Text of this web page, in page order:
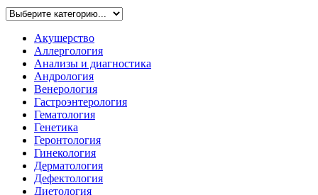
Акушерство
Аллергология
Анализы и диагностика
Андрология
Венерология
Гастроэнтерология
Гематология
Генетика
Геронтология
Гинекология
Дерматология
Дефектология
Диетология